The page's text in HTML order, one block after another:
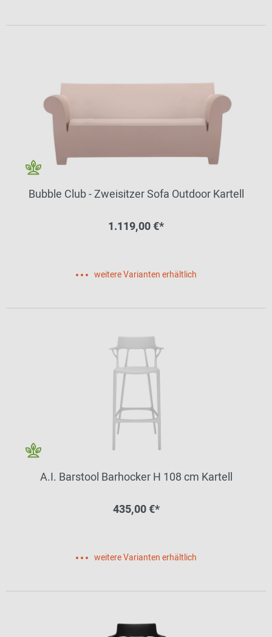
Bubble Club - Zweisitzer Sofa Outdoor Kartell
1.119,00 €*
weitere Varianten erhältlich
A.I. Barstool Barhocker H 108 cm Kartell
435,00 €*
weitere Varianten erhältlich